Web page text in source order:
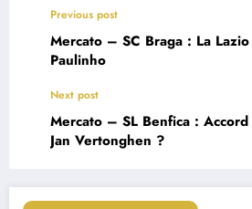
Previous post
Mercato – SC Braga : La
Paulinho
Next post
Mercato – SL Benfica :
Jan Vertonghen ?